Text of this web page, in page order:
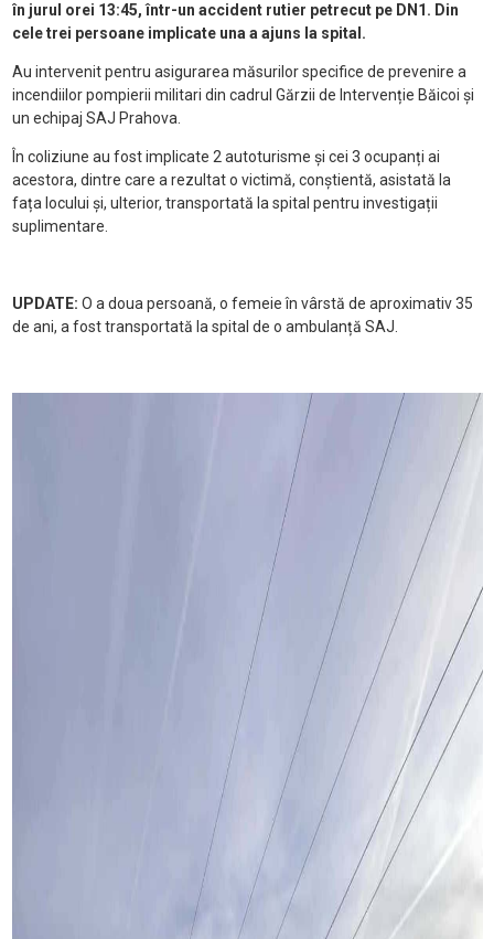
în jurul orei 13:45, într-un accident rutier petrecut pe DN1. Din
cele trei persoane implicate una a ajuns la spital.
Au intervenit pentru asigurarea măsurilor specifice de prevenire a
incendiilor pompierii militari din cadrul Gărzii de Intervenție Băicoi și
un echipaj SAJ Prahova.
În coliziune au fost implicate 2 autoturisme și cei 3 ocupanți ai
acestora, dintre care a rezultat o victimă, conștientă, asistată la
fața locului și, ulterior, transportată la spital pentru investigații
suplimentare.
UPDATE: O a doua persoană, o femeie în vârstă de aproximativ 35
de ani, a fost transportată la spital de o ambulanță SAJ.